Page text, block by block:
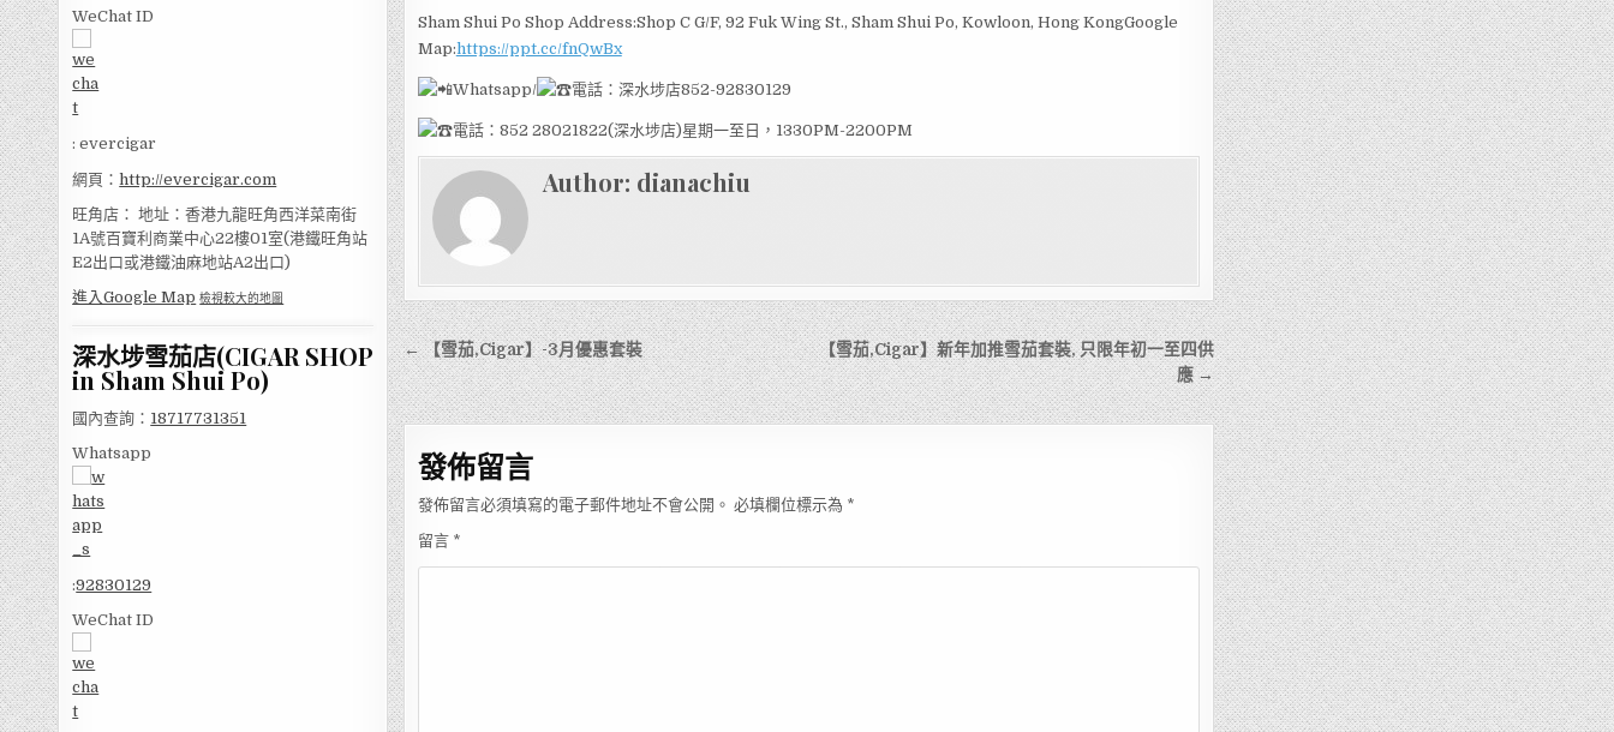
WeChat ID
: evercigar
網頁：http://evercigar.com
旺角店： 地址：香港九龍旺角西洋菜南街
1A號百寶利商業中心22樓01室(港鐵旺角站
E2出口或港鐵油麻地站A2出口)
進入Google Map 檢視較大的地圖
深水埗雪茄店(CIGAR SHOP
in Sham Shui Po)
國內查詢： 18717731351
Whatsapp
:92830129
WeChat ID
Sham Shui Po Shop Address:Shop C G/F, 92 Fuk Wing St., Sham Shui Po, Kowloon, Hong KongGoogle
Map:https://ppt.cc/fnQwBx
Whatsapp/ 電話：深水埗店852-92830129
電話：852 28021822(深水埗店)星期一至日，1330PM-2200PM
Author: dianachiu
文
章
導
覽
【雪茄,Cigar】新年加推雪茄套裝, 只限年初一至四供
應 →
← 【雪茄,Cigar】-3月優惠套裝
發佈留言
發佈留言必須填寫的電子郵件地址不會公開。 必填欄位標示為 *
留言 *